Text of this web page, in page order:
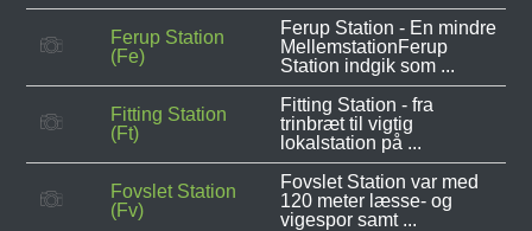
Ferup Station
(Fe)
Ferup Station - En mindre
MellemstationFerup
Station indgik som ...
Fitting Station
(Ft)
Fitting Station - fra
trinbræt til vigtig
lokalstation på ...
Fovslet Station
(Fv)
Fovslet Station var med
120 meter læsse- og
vigespor samt ...